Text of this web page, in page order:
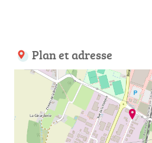
Plan et adresse